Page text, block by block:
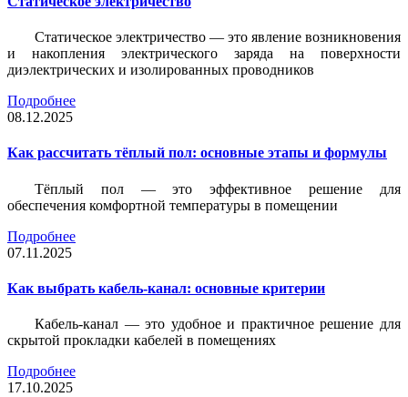
Статическое электричество — это явление возникновения
и накопления электрического заряда на поверхности
диэлектрических и изолированных проводников
Подробнее
08.12.2025
Как рассчитать тёплый пол: основные этапы и формулы
Тёплый пол — это эффективное решение для
обеспечения комфортной температуры в помещении
Подробнее
07.11.2025
Как выбрать кабель-канал: основные критерии
Кабель-канал — это удобное и практичное решение для
скрытой прокладки кабелей в помещениях
Подробнее
17.10.2025